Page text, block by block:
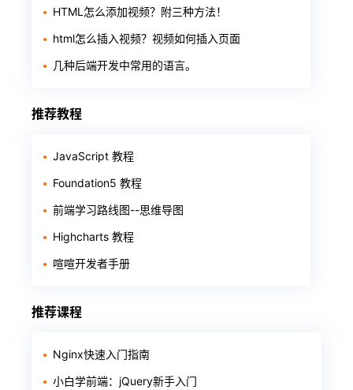
HTML怎么添加视频？附三种方法！
html怎么插入视频？视频如何插入页面
几种后端开发中常用的语言。
推荐教程
JavaScript 教程
Foundation5 教程
前端学习路线图--思维导图
Highcharts 教程
喧喧开发者手册
推荐课程
Nginx快速入门指南
小白学前端：jQuery新手入门